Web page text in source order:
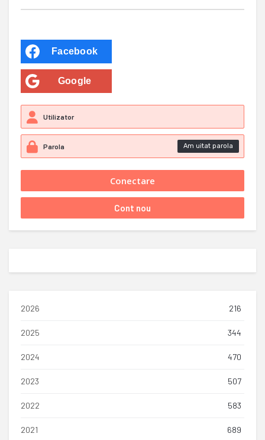
Facebook
Google
Am uitat parola
2026 216
2025 344
2024 470
2023 507
2022 583
2021 689